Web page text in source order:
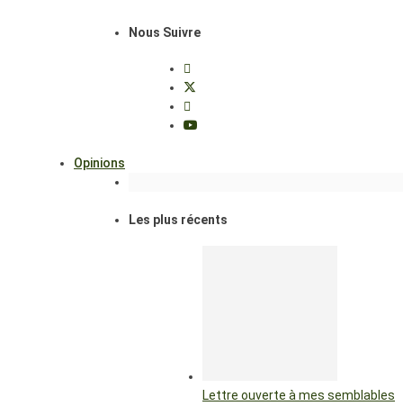
Nous Suivre
Opinions
Les plus récents
Lettre ouverte à mes semblables